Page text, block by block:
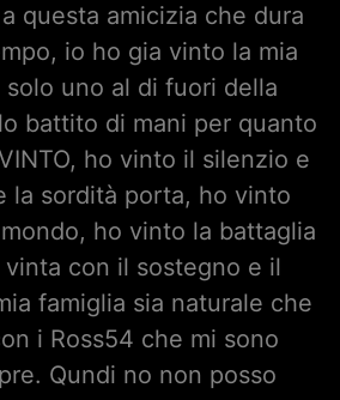
questa amicizia che dura
io ho gia vinto la mia
solo uno al di fuori della
battito di mani per quanto
ho vinto il silenzio e
la sordità porta, ho vinto
ho vinto la battaglia
con il sostegno e il
famiglia sia naturale che
i Ross54 che mi sono
Qundi no non posso